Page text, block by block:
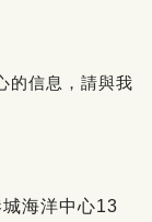
的信息，請與我
海洋中心13